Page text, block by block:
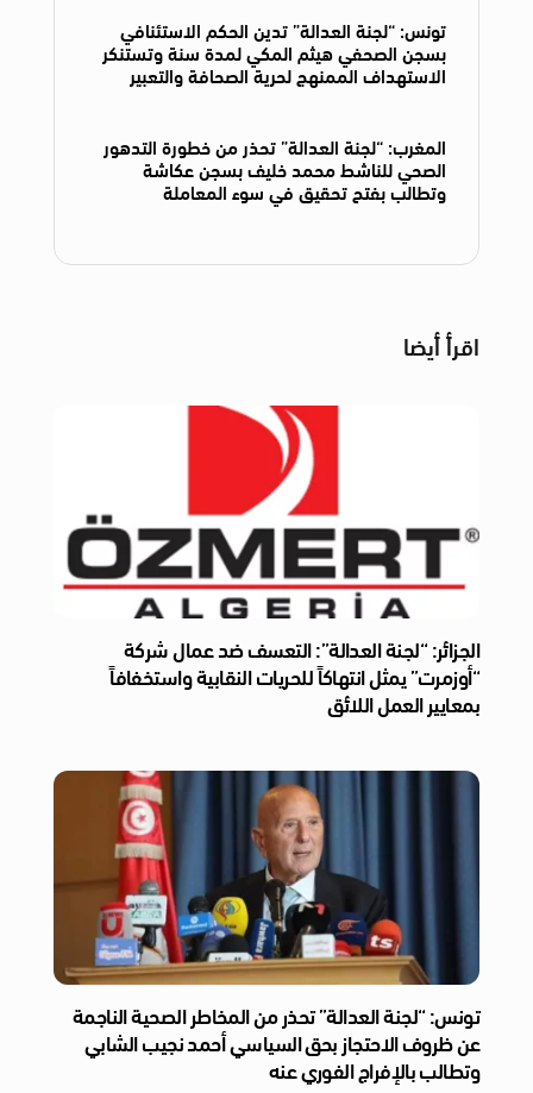
تونس: “لجنة العدالة” تدين الحكم الاستئنافي
بسجن الصحفي هيثم المكي لمدة سنة وتستنكر
الاستهداف الممنهج لحرية الصحافة والتعبير
المغرب: “لجنة العدالة” تحذر من خطورة التدهور
الصحي للناشط محمد خليف بسجن عكاشة
وتطالب بفتح تحقيق في سوء المعاملة
اقرأ أيضا
الجزائر: “لجنة العدالة”: التعسف ضد عمال شركة
“أوزمرت” يمثل انتهاكاً للحريات النقابية واستخفافاً
بمعايير العمل اللائق
تونس: “لجنة العدالة” تحذر من المخاطر الصحية الناجمة
عن ظروف الاحتجاز بحق السياسي أحمد نجيب الشابي
وتطالب بالإفراج الفوري عنه